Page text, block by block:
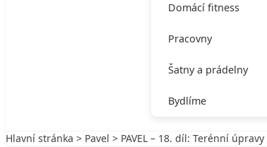
Domácí fitness
Pracovny
Šatny a prádelny
Bydlíme
Hlavní stránka > Pavel > PAVEL – 18. díl: Terénní úpravy